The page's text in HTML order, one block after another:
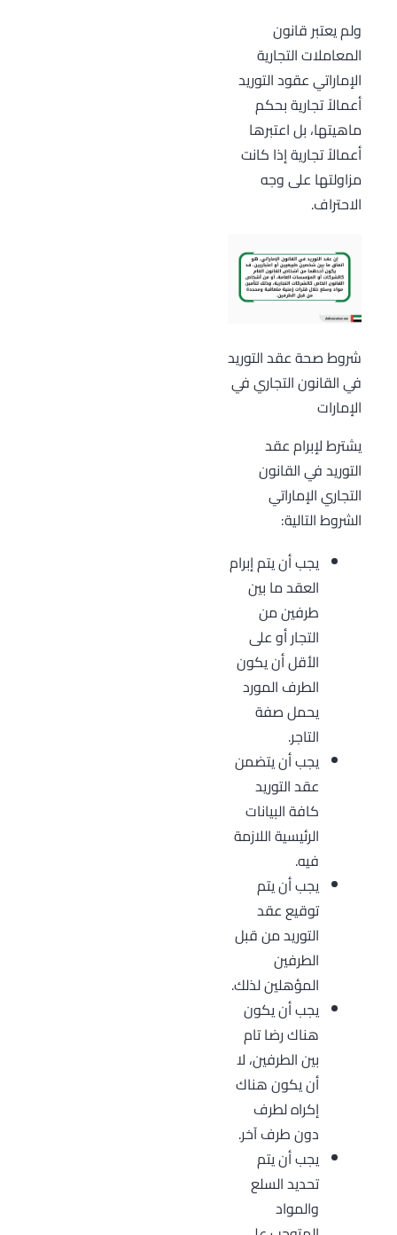
ولم يعتبر قانون
المعاملات التجارية
الإماراتي عقود التوريد
أعمالاً تجارية بحكم
ماهيتها، بل اعتبرها
أعمالاً تجارية إذا كانت
مزاولتها على وجه
الاحتراف.
شروط صحة عقد التوريد
في القانون التجاري في
الإمارات
يشترط لإبرام عقد
التوريد في القانون
التجاري الإماراتي
الشروط التالية:
يجب أن يتم إبرام
العقد ما بين
طرفين من
التجار أو على
الأقل أن يكون
الطرف المورد
يحمل صفة
التاجر.
يجب أن يتضمن
عقد التوريد
كافة البيانات
الرئيسية اللازمة
فيه.
يجب أن يتم
توقيع عقد
التوريد من قبل
الطرفين
المؤهلين لذلك.
يجب أن يكون
هناك رضا تام
بين الطرفين، لا
أن يكون هناك
إكراه لطرف
دون طرف آخر.
يجب أن يتم
تحديد السلع
والمواد